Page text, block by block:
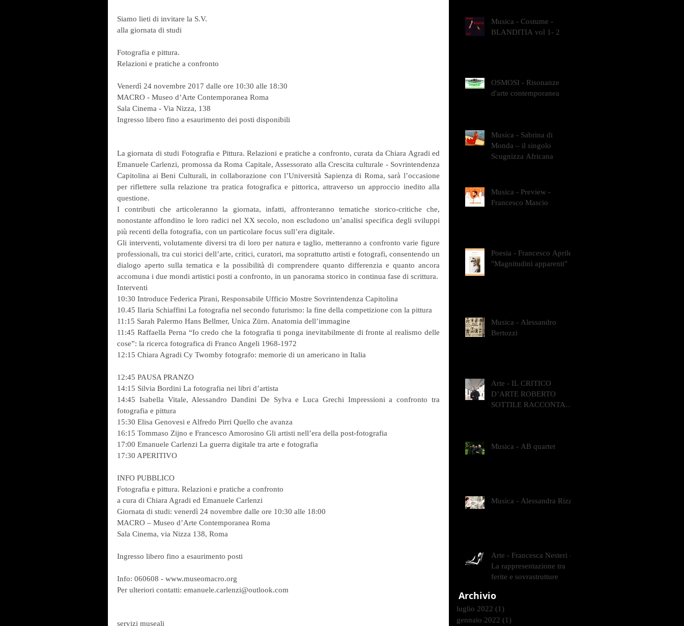
Siamo lieti di invitare la S.V.
alla giornata di studi
Fotografia e pittura.
Relazioni e pratiche a confronto
Venerdì 24 novembre 2017 dalle ore 10:30 alle 18:30
MACRO - Museo d’Arte Contemporanea Roma
Sala Cinema - Via Nizza, 138
Ingresso libero fino a esaurimento dei posti disponibili
La giornata di studi Fotografia e Pittura. Relazioni e pratiche a confronto, curata da Chiara Agradi ed
Emanuele Carlenzi, promossa da Roma Capitale, Assessorato alla Crescita culturale - Sovrintendenza
Capitolina ai Beni Culturali, in collaborazione con l’Università Sapienza di Roma, sarà l’occasione
per riflettere sulla relazione tra pratica fotografica e pittorica, attraverso un approccio inedito alla
questione.
I contributi che articoleranno la giornata, infatti, affronteranno tematiche storico-critiche che,
nonostante affondino le loro radici nel XX secolo, non escludono un’analisi specifica degli sviluppi
più recenti della fotografia, con un particolare focus sull’era digitale.
Gli interventi, volutamente diversi tra di loro per natura e taglio, metteranno a confronto varie figure
professionali, tra cui storici dell’arte, critici, curatori, ma soprattutto artisti e fotografi, consentendo un
dialogo aperto sulla tematica e la possibilità di comprendere quanto differenzia e quanto ancora
accomuna i due mondi artistici posti a confronto, in un panorama storico in continua fase di scrittura.
Interventi
10:30 Introduce Federica Pirani, Responsabile Ufficio Mostre Sovrintendenza Capitolina
10.45 Ilaria Schiaffini La fotografia nel secondo futurismo: la fine della competizione con la pittura
11:15 Sarah Palermo Hans Bellmer, Unica Zürn. Anatomia dell’immagine
11:45 Raffaella Perna “Io credo che la fotografia ti ponga inevitabilmente di fronte al realismo delle
cose”: la ricerca fotografica di Franco Angeli 1968-1972
12:15 Chiara Agradi Cy Twomby fotografo: memorie di un americano in Italia
12:45 PAUSA PRANZO
14:15 Silvia Bordini La fotografia nei libri d’artista
14:45 Isabella Vitale, Alessandro Dandini De Sylva e Luca Grechi Impressioni a confronto tra
fotografia e pittura
15:30 Elisa Genovesi e Alfredo Pirri Quello che avanza
16:15 Tommaso Zijno e Francesco Amorosino Gli artisti nell’era della post-fotografia
17:00 Emanuele Carlenzi La guerra digitale tra arte e fotografia
17:30 APERITIVO
INFO PUBBLICO
Fotografia e pittura. Relazioni e pratiche a confronto
a cura di Chiara Agradi ed Emanuele Carlenzi
Giornata di studi: venerdì 24 novembre dalle ore 10:30 alle 18:00
MACRO – Museo d’Arte Contemporanea Roma
Sala Cinema, via Nizza 138, Roma
Ingresso libero fino a esaurimento posti
Info: 060608 - www.museomacro.org
Per ulteriori contatti: emanuele.carlenzi@outlook.com
servizi museali
Musica - Costume -
BLANDITIA vol 1- 2
OSMOSI - Risonanze
d'arte contemporanea
Musica - Sabrina di
Monda – il singolo
Scugnizza Africana
Musica - Preview -
Francesco Mascio
Poesia - Francesco Aprile -
"Magnitudini apparenti"
Musica - Alessandro
Bertozzi
Arte - IL CRITICO
D’ARTE ROBERTO
SOTTILE RACCONTA
Musica - AB quartet
Musica - Alessandra Rizzo
Arte - Francesca Nesteri -
La rappresentazione tra
ferite e sovrastrutture
Archivio
luglio 2022 (1)
gennaio 2022 (1)